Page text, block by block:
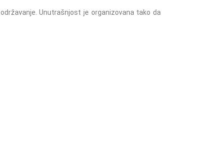
Unutrašnjost je organizovana tako da